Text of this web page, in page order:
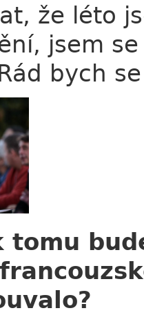
že léto
jsem
bych
tomu